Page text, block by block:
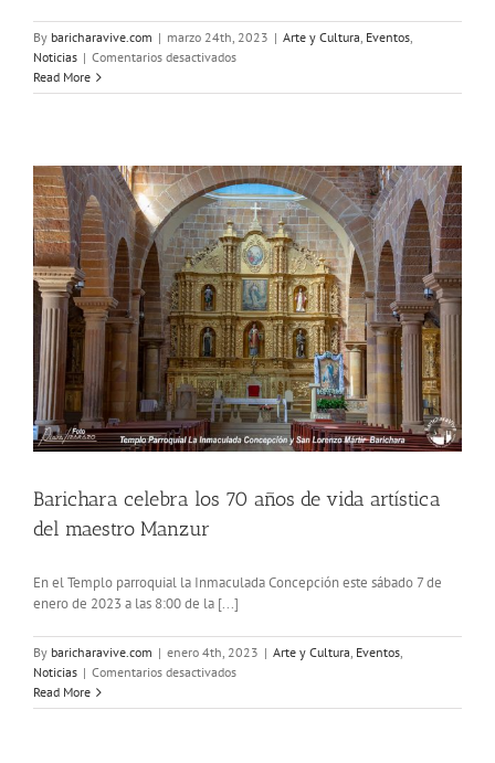
By baricharavive.com | marzo 24th, 2023 | Arte y Cultura, Eventos,
Noticias | Comentarios desactivadosen
I.
en
“Mujeres
Artistas
Latinoamericanas”
Read More
Barichara celebra los 70 años de vida artística
del maestro Manzur
En el Templo parroquial la Inmaculada Concepción este sábado 7 de
enero de 2023 a las 8:00 de la [...]
By baricharavive.com | enero 4th, 2023 | Arte y Cultura, Eventos,
Noticias | Comentarios desactivadosen
celebra
Read More